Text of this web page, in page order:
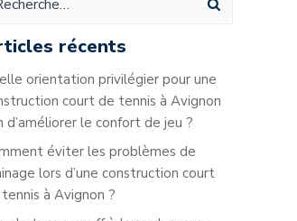
récents
orientation privilégier pour une
court de tennis à Avignon
d’améliorer le confort de jeu ?
éviter les problèmes de
lors d’une construction court
à Avignon ?